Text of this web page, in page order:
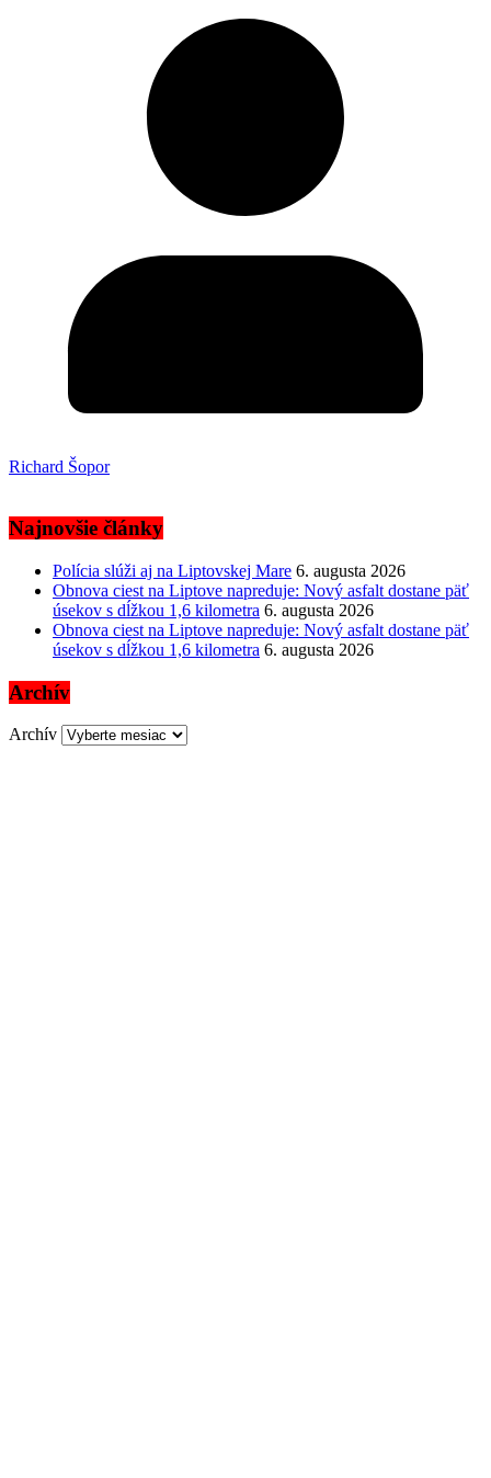
Richard Šopor
Najnovšie články
Polícia slúži aj na Liptovskej Mare 6. augusta 2026
Obnova ciest na Liptove napreduje: Nový asfalt dostane päť
úsekov s dĺžkou 1,6 kilometra 6. augusta 2026
Obnova ciest na Liptove napreduje: Nový asfalt dostane päť
úsekov s dĺžkou 1,6 kilometra 6. augusta 2026
Archív
Archív